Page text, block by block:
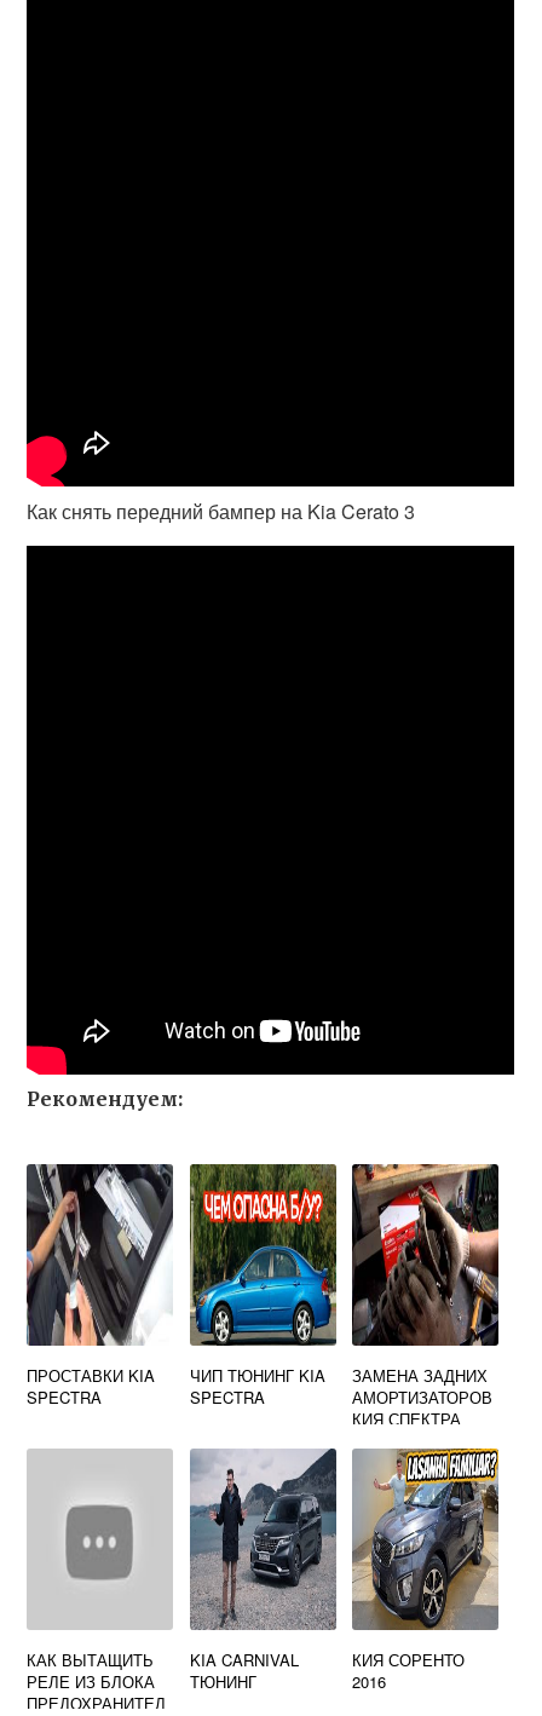
Как снять передний бампер на Kia Cerato 3
Рекомендуем:
ПРОСТАВКИ KIA
SPECTRA
ЧИП ТЮНИНГ KIA
SPECTRA
ЗАМЕНА ЗАДНИХ
АМОРТИЗАТОРОВ
КИЯ СПЕКТРА
КАК ВЫТАЩИТЬ
РЕЛЕ ИЗ БЛОКА
ПРЕДОХРАНИТЕЛ
KIA CARNIVAL
ТЮНИНГ
КИЯ СОРЕНТО
2016